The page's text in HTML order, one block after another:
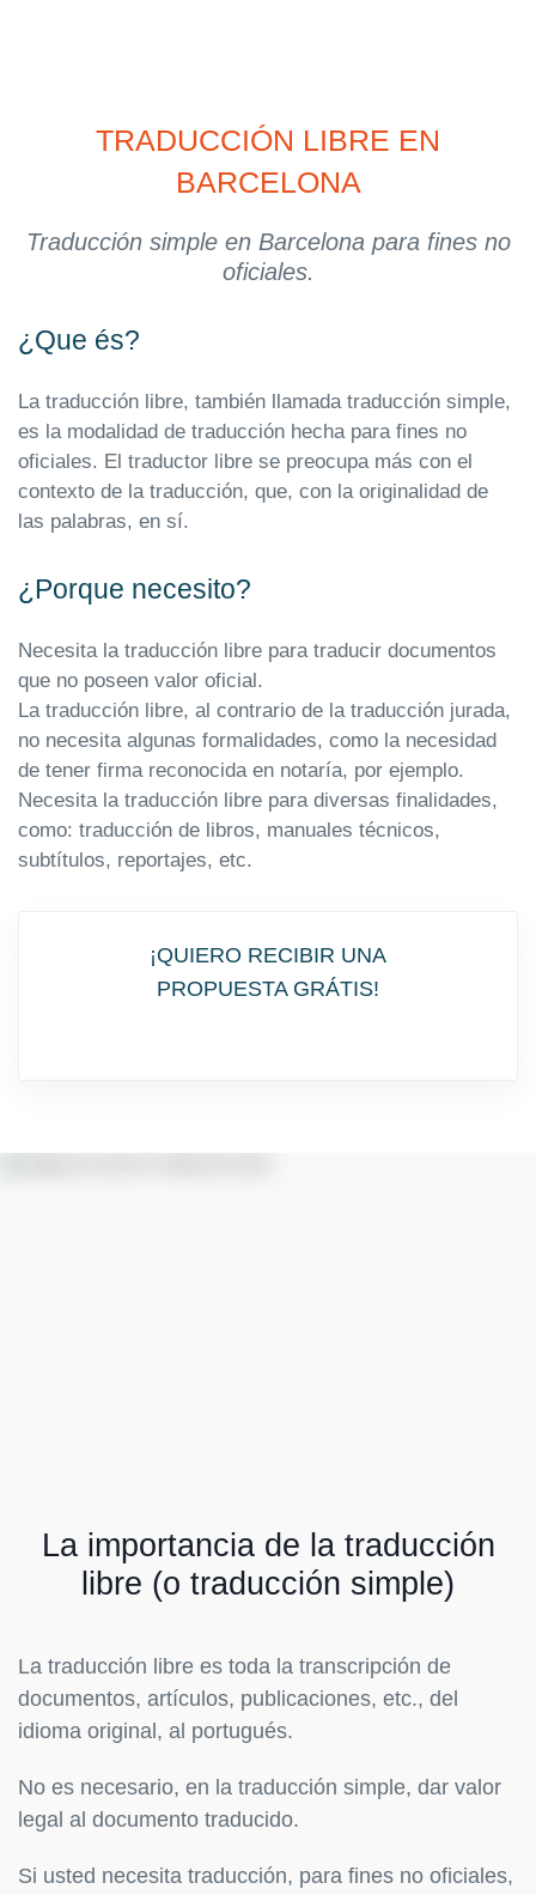
TRADUCCIÓN LIBRE EN
BARCELONA
Traducción simple en Barcelona para fines no
oficiales.
¿Que és?
La traducción libre, también llamada traducción simple,
es la modalidad de traducción hecha para fines no
oficiales. El traductor libre se preocupa más con el
contexto de la traducción, que, con la originalidad de
las palabras, en sí.
¿Porque necesito?
Necesita la traducción libre para traducir documentos
que no poseen valor oficial.
La traducción libre, al contrario de la traducción jurada,
no necesita algunas formalidades, como la necesidad
de tener firma reconocida en notaría, por ejemplo.
Necesita la traducción libre para diversas finalidades,
como: traducción de libros, manuales técnicos,
subtítulos, reportajes, etc.
¡QUIERO RECIBIR UNA
PROPUESTA GRÁTIS!
La importancia de la traducción
libre (o traducción simple)
La traducción libre es toda la transcripción de
documentos, artículos, publicaciones, etc., del
idioma original, al portugués.
No es necesario, en la traducción simple, dar valor
legal al documento traducido.
Si usted necesita traducción, para fines no oficiales,